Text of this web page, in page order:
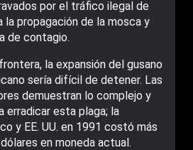
por el tráfico ilegal de
la propagación de la mosca y
de contagio.
la expansión del gusano
sería difícil de detener. Las
demuestran lo complejo y
esta plaga; la
y EE. UU. en 1991 costó más
en moneda actual.